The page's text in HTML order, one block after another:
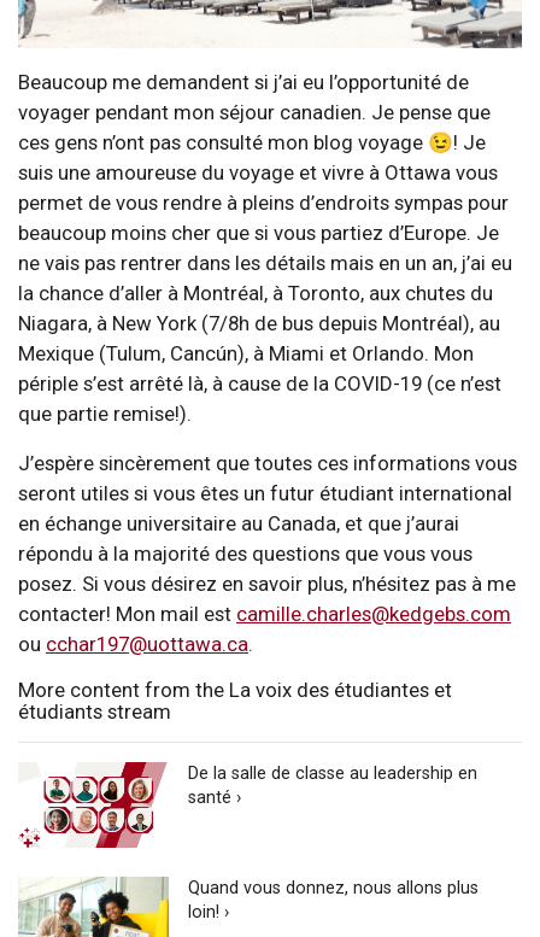
Beaucoup me demandent si j’ai eu l’opportunité de
voyager pendant mon séjour canadien. Je pense que
ces gens n’ont pas consulté mon blog voyage 😉! Je
suis une amoureuse du voyage et vivre à Ottawa vous
permet de vous rendre à pleins d’endroits sympas pour
beaucoup moins cher que si vous partiez d’Europe. Je
ne vais pas rentrer dans les détails mais en un an, j’ai eu
la chance d’aller à Montréal, à Toronto, aux chutes du
Niagara, à New York (7/8h de bus depuis Montréal), au
Mexique (Tulum, Cancún), à Miami et Orlando. Mon
périple s’est arrêté là, à cause de la COVID-19 (ce n’est
que partie remise!).
J’espère sincèrement que toutes ces informations vous
seront utiles si vous êtes un futur étudiant international
en échange universitaire au Canada, et que j’aurai
répondu à la majorité des questions que vous vous
posez. Si vous désirez en savoir plus, n’hésitez pas à me
contacter! Mon mail est camille.charles@kedgebs.com
ou cchar197@uottawa.ca.
More content from the La voix des étudiantes et
étudiants stream
De la salle de classe au leadership en
santé ›
Quand vous donnez, nous allons plus
loin! ›